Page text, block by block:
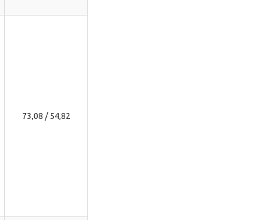
73,08 / 54,82